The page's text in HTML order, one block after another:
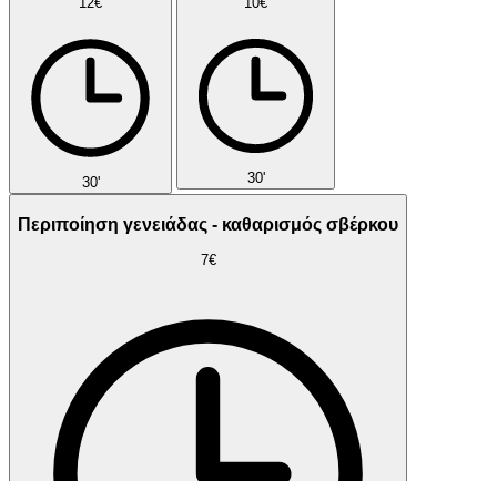
30' 30'
Περιποίηση γενειάδας - καθαρισμός σβέρκου
7€